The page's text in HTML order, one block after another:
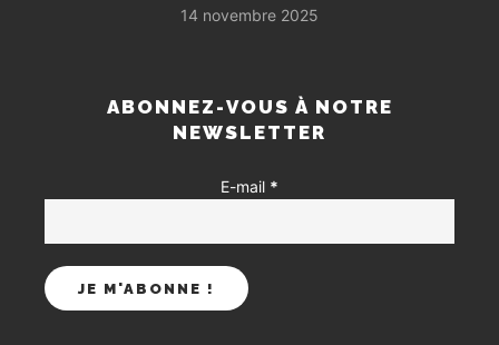
14 novembre 2025
ABONNEZ-VOUS À NOTRE
NEWSLETTER
E-mail *